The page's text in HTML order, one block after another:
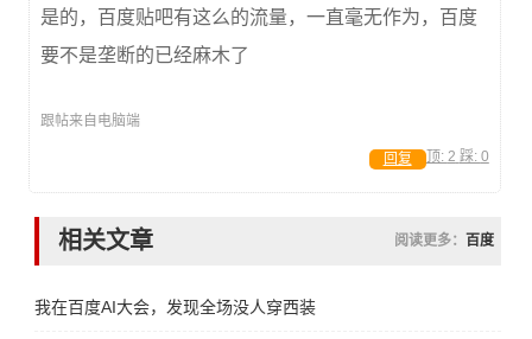
是的，百度贴吧有这么的流量，一直毫无作为，百度
要不是垄断的已经麻木了
跟帖来自电脑端
顶: 2 踩: 0
回复
相关文章 阅读更多： 百度
我在百度AI大会，发现全场没人穿西装